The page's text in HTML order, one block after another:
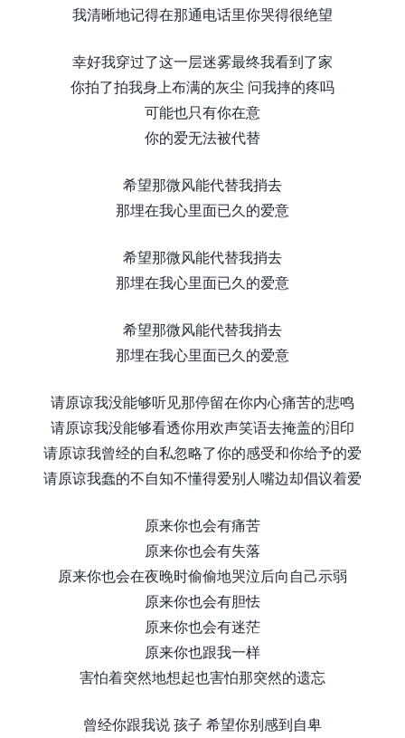
我清晰地记得在那通电话里你哭得很绝望
幸好我穿过了这一层迷雾最终我看到了家
你拍了拍我身上布满的灰尘 问我摔的疼吗
可能也只有你在意
你的爱无法被代替
希望那微风能代替我捎去
那埋在我心里面已久的爱意
希望那微风能代替我捎去
那埋在我心里面已久的爱意
希望那微风能代替我捎去
那埋在我心里面已久的爱意
请原谅我没能够听见那停留在你内心痛苦的悲鸣
请原谅我没能够看透你用欢声笑语去掩盖的泪印
请原谅我曾经的自私忽略了你的感受和你给予的爱
请原谅我蠢的不自知不懂得爱别人嘴边却倡议着爱
原来你也会有痛苦
原来你也会有失落
原来你也会在夜晚时偷偷地哭泣后向自己示弱
原来你也会有胆怯
原来你也会有迷茫
原来你也跟我一样
害怕着突然地想起也害怕那突然的遗忘
曾经你跟我说 孩子 希望你别感到自卑